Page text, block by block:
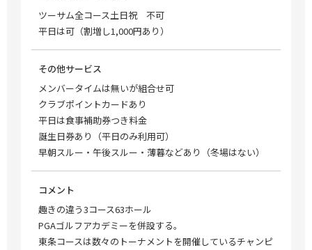
ツーサム全コース土日祝 不可
平日は可（割増し1,000円あり）
その他サービス
メンバータイムは無いが組合せ可
クラブポイントカードあり
平日は食事補助券つき料金
誕生日券あり（平日のみ利用可）
早朝スルー・午後スルー・薄暮などあり（冬場はない）
コメント
趣きの違う3コース63ホール
PGAゴルフアカデミーを併設する。
東条コースは数々のトーナメントを開催しているチャンピ